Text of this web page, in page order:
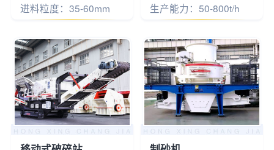
进料粒度：35-60mm 生产能力：50-800t/h